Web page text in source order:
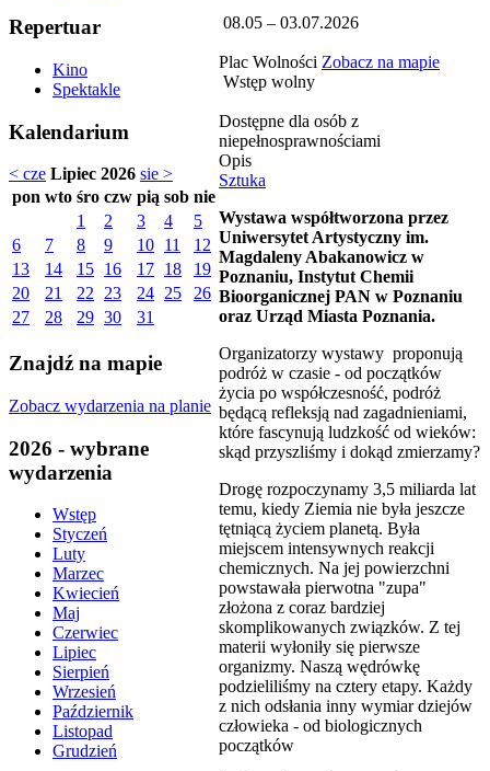
Repertuar
Kino
Spektakle
Kalendarium
< cze Lipiec 2026 sie >
pon wto śro czw pią sob nie
1
2 3 4
5
6
7 8 9 10 11
12
13
14 15 16 17 18
19
20
21 22 23 24 25
26
27
28 29 30 31
Znajdź na mapie
Zobacz wydarzenia na planie
2026 - wybrane
wydarzenia
Wstęp
Styczeń
Luty
Marzec
Kwiecień
Maj
Czerwiec
Lipiec
Sierpień
Wrzesień
Październik
Listopad
Grudzień
08.05 – 03.07.2026
Plac Wolności Zobacz na mapie
Wstęp wolny
Dostępne dla osób z
niepełnosprawnościami
Opis
Sztuka
Wystawa współtworzona przez
Uniwersytet Artystyczny im.
Magdaleny Abakanowicz w
Poznaniu, Instytut Chemii
Bioorganicznej PAN w Poznaniu
oraz Urząd Miasta Poznania.
Organizatorzy wystawy proponują
podróż w czasie - od początków
życia po współczesność, podróż
będącą refleksją nad zagadnieniami,
które fascynują ludzkość od wieków:
skąd przyszliśmy i dokąd zmierzamy?
Drogę rozpoczynamy 3,5 miliarda lat
temu, kiedy Ziemia nie była jeszcze
tętniącą życiem planetą. Była
miejscem intensywnych reakcji
chemicznych. Na jej powierzchni
powstawała pierwotna "zupa"
złożona z coraz bardziej
skomplikowanych związków. Z tej
materii wyłoniły się pierwsze
organizmy. Naszą wędrówkę
podzieliliśmy na cztery etapy. Każdy
z nich odsłania inny wymiar dziejów
człowieka - od biologicznych
początków